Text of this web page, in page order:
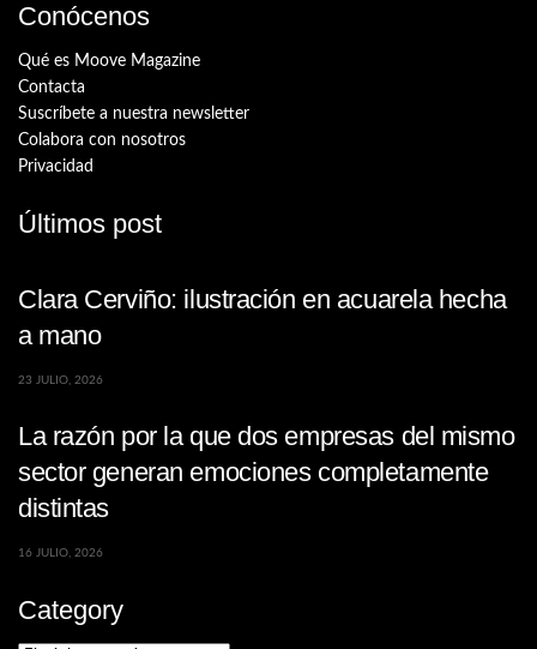
Conócenos
Qué es Moove Magazine
Contacta
Suscríbete a nuestra newsletter
Colabora con nosotros
Privacidad
Últimos post
Clara Cerviño: ilustración en acuarela hecha
a mano
23 JULIO, 2026
La razón por la que dos empresas del mismo
sector generan emociones completamente
distintas
16 JULIO, 2026
Category